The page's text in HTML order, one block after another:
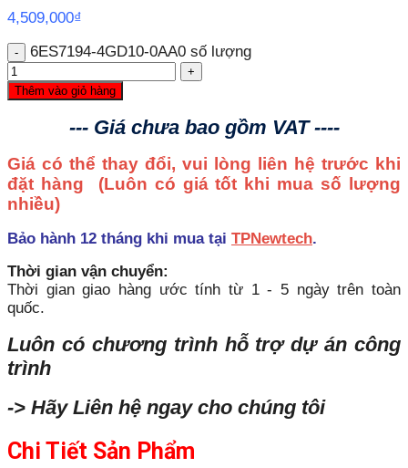
4,509,000₫
6ES7194-4GD10-0AA0 số lượng
Thêm vào giỏ hàng
--- Giá chưa bao gồm VAT ----
Giá có thể thay đổi, vui lòng liên hệ trước khi
đặt hàng (Luôn có giá tốt khi mua số lượng
nhiều)
Bảo hành 12 tháng khi mua tại TPNewtech.
Thời gian vận chuyển:
Thời gian giao hàng ước tính từ 1 - 5 ngày trên toàn
quốc.
Luôn có chương trình hỗ trợ dự án công
trình
-> Hãy Liên hệ ngay cho chúng tôi
Chi Tiết Sản Phẩm